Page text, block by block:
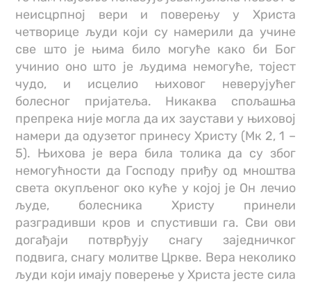
неисцрпној вери и поверењу у Христа
четворице људи који су намерили да учине
све што је њима било могуће како би Бог
учинио оно што је људима немогуће, тојест
чудо, и исцелио њиховог неверујућег
болесног пријатеља. Никаква спољашња
препрека није могла да их заустави у њиховој
намери да одузетог принесу Христу (Мк 2, 1 –
5). Њихова је вера била толика да су због
немогућности да Господу приђу од мноштва
света окупљеног око куће у којој је Он лечио
људе, болесника Христу принели
разградивши кров и спустивши га. Сви ови
догађаји потврђују снагу заједничког
подвига, снагу молитве Цркве. Вера неколико
људи који имају поверење у Христа јесте сила